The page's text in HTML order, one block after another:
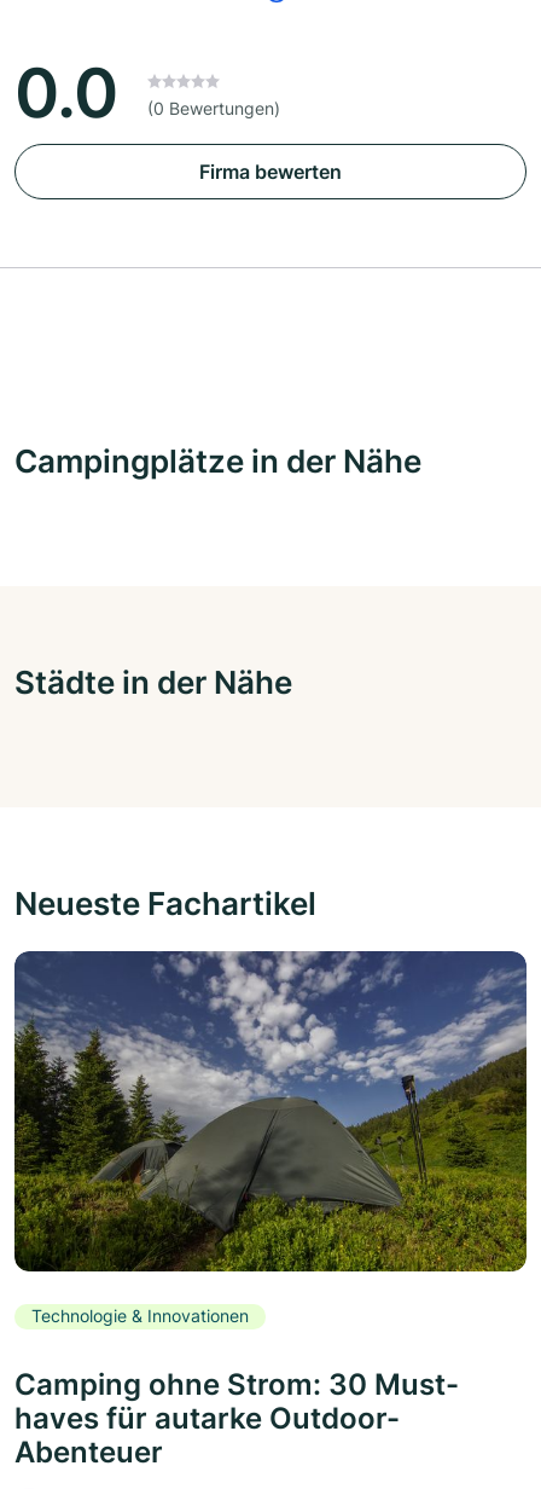
0.0 (0 Bewertungen)
Firma bewerten
Campingplätze in der Nähe
Städte in der Nähe
Neueste Fachartikel
Technologie & Innovationen
Camping ohne Strom: 30 Must-
haves für autarke Outdoor-
Abenteuer